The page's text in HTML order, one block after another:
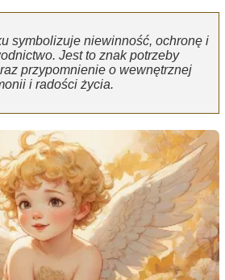
symbolizuje niewinność, ochronę i
Jest to znak potrzeby
przypomnienie o wewnętrznej
i radości życia.